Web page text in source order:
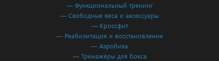
— Функциональный тренинг
— Свободные веса и аксессуары
— Кроссфит
— Реабилитация и восстановление
— Аэробика
— Тренажёры для бокса